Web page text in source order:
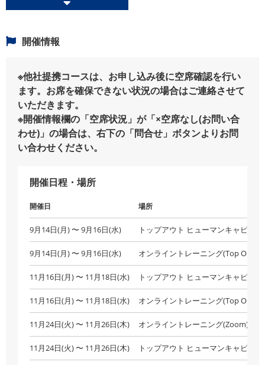
開催情報
※他社提携コースは、お申し込み後に空席確認を行い
ます。お席を確保できない状況の場合はご連絡させて
いただきます。
※開催情報欄の「空席状況」が「×空席なし(お問い合
わせ)」の場合は、右下の「問合せ」ボタンよりお問
い合わせください。
開催日程・場所
開催日 場所
9月14日(月) 〜 9月16日(水) トップアウト ヒューマンキャピタ
9月14日(月) 〜 9月16日(水) オンライントレーニング(Top Out
11月16日(月) 〜 11月18日(水) トップアウト ヒューマンキャピタ
11月16日(月) 〜 11月18日(水) オンライントレーニング(Top Out
11月24日(火) 〜 11月26日(木) オンライントレーニング(Zoom) 【
11月24日(火) 〜 11月26日(木) トップアウト ヒューマンキャピタ